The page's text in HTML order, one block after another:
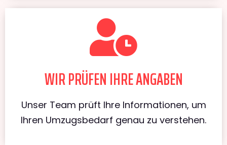
WIR PRÜFEN IHRE ANGABEN
Unser Team prüft Ihre Informationen, um
Ihren Umzugsbedarf genau zu verstehen.